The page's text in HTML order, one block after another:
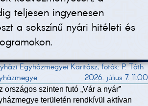
teljesen ingyenesen
a sokszínű nyári hitéleti és
Egyházmegyei Karitász, fotók: P. Tóth
2026. július 7. 11:00
országos szinten futó „Vár a nyár”
területén rendkívül aktívan